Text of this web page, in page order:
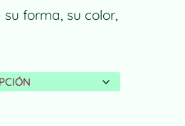
forma, su color,